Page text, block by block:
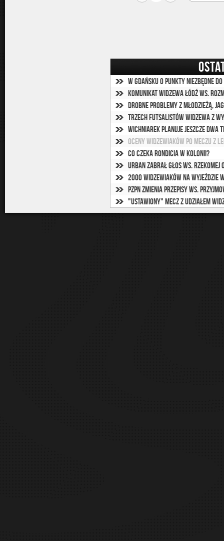
W Gdańsku o punkty niezbędne
Drobne problemy z młodzieżą,
Trzech futsalistów Widzewa z
Wichniarek planuje jeszcze dwa
Oceny widzewiaków po meczu z
Co czeka Rondicia w Kolonii?
Urban zabrał głos ws. rzekomej
2000 widzewiaków na wyjeździe
PZPN zmienia przepisy ws.
"Ustawiony" mecz z udziałem